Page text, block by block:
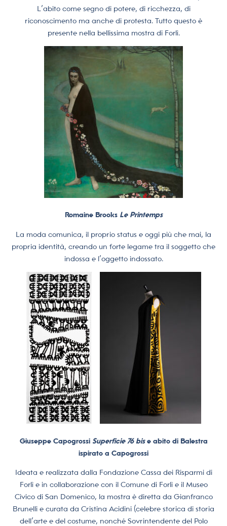
L’abito come segno di potere, di ricchezza, di
riconoscimento ma anche di protesta. Tutto questo è
presente nella bellissima mostra di Forlì.
Romaine Brooks Le Printemps
La moda comunica, il proprio status e oggi più che mai, la
propria identità, creando un forte legame tra il soggetto che
indossa e l’oggetto indossato.
Giuseppe Capogrossi Superficie 76 bise abito di Balestra
ispirato a Capogrossi
Ideata e realizzata dalla Fondazione Cassa dei Risparmi di
Forlì e in collaborazione con il Comune di Forlì e il Museo
Civico di San Domenico, la mostra è diretta da Gianfranco
Brunelli e curata da Cristina Acidini (celebre storica di storia
dell’arte e del costume, nonché Sovrintendente del Polo